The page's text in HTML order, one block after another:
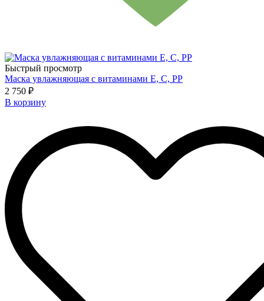
Быстрый просмотр
Маска увлажняющая с витаминами Е, С, РР
2 750 ₽
В корзину